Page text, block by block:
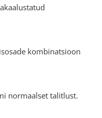
kombinatsioon
normaalset talitlust.